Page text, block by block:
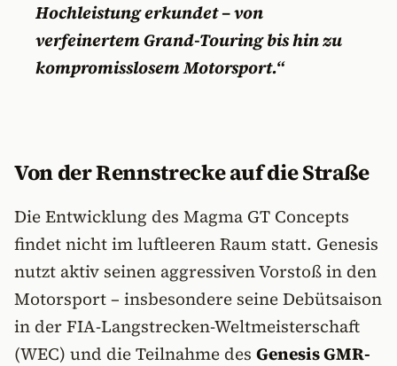
Hochleistung erkundet – von
verfeinertem Grand-Touring bis hin zu
kompromisslosem Motorsport.“
Von der Rennstrecke auf die Straße
Die Entwicklung des Magma GT Concepts
findet nicht im luftleeren Raum statt. Genesis
nutzt aktiv seinen aggressiven Vorstoß in den
Motorsport – insbesondere seine Debütsaison
in der FIA-Langstrecken-Weltmeisterschaft
(WEC) und die Teilnahme des Genesis GMR-